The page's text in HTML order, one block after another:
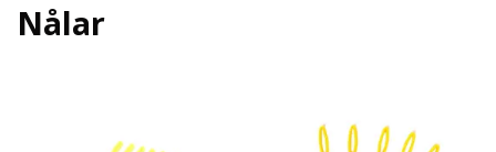
Nålar